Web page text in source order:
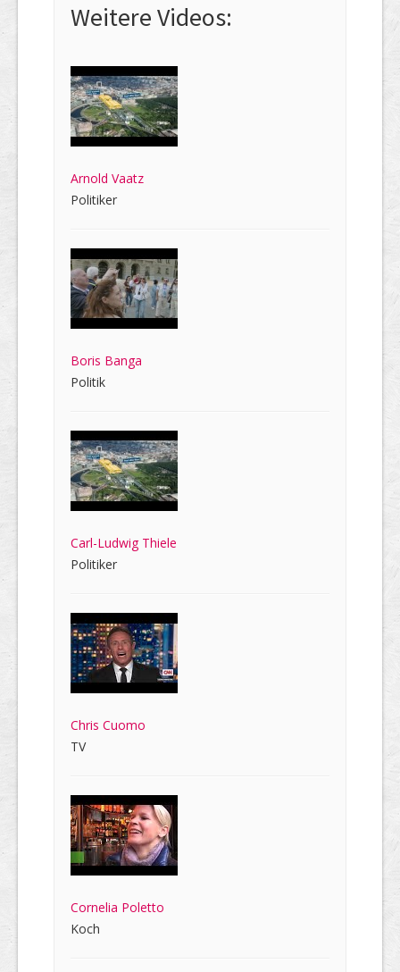
Weitere Videos:
Arnold Vaatz
Politiker
Boris Banga
Politik
Carl-Ludwig Thiele
Politiker
Chris Cuomo
TV
Cornelia Poletto
Koch